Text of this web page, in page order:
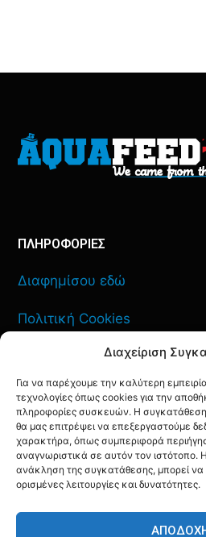
Διαχείριση
Για να παρέχουμε την καλύτερη
τεχνολογίες όπως cookies για την
πληροφορίες συσκευών. Η συγκατάθεση
θα μας επιτρέψει να επεξεργαστούμε
χαρακτήρα, όπως συμπεριφορά
αναγνωριστικά σε αυτόν τον ιστότοπο.
ανάκληση της συγκατάθεσης, μπορεί να
ορισμένες λειτουργίες και δυνατότητες.
ΠΛΗΡΟΦΟΡΙΕΣ
Διαφημίσου εδώ
Πολιτική Cookies
Πολιτική Απορρήτου
ΕΠΙΚΟΙΝΩΝΙΑ